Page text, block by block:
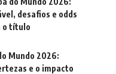
desafios e odds
o título
Mundo 2026:
e o impacto